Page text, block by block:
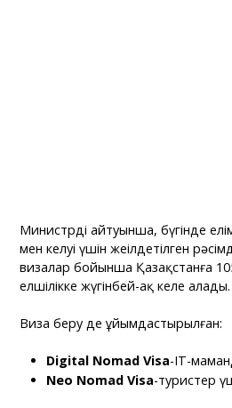
Министрдің айтуынша, бүгінде
мен келуі үшін жеңілдетілген
визалар бойынша Қазақстанға
елшілікке жүгінбей-ақ келе алады.
Виза беру де ұйымдастырылған:
Digital Nomad Visa-IT-
Neo Nomad Visa-туристер